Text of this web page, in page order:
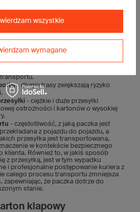
klejąca– do zaklejania kartonów
taśmy na kleju kauczukowym:
– paczki zawierające delikatne
być odpowiednio oznaczone. W tym
- ekstremalne temperatury,
- długie trasy zwiększają ryzyko
- ciężkie i duże przesyłki
ostrożności i kartonów o wysokiej
- częstotliwość, z jaką paczka jest
z pojazdu do pojazdu, a
przesyłka jest transportowana,
w kontekście bezpiecznego
klienta. Również to, w jakiś sposób
z przesyłką, jest w tym wypadku
i profesjonalne postępowanie kuriera z
całego procesu transportu zmniejsza
zapewniając, że paczka dotrze do
stanie.
klapowy
wymagane
wszystkie